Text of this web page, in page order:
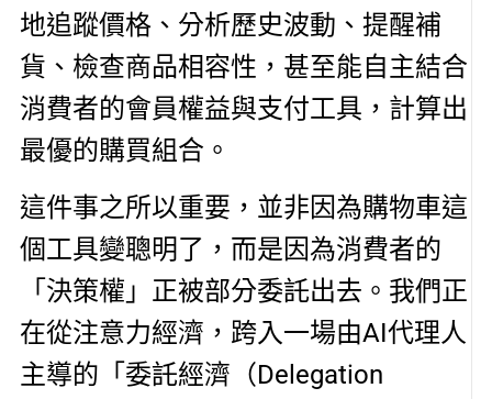
地追蹤價格、分析歷史波動、提醒補
貨、檢查商品相容性，甚至能自主結合
消費者的會員權益與支付工具，計算出
最優的購買組合。
這件事之所以重要，並非因為購物車這
個工具變聰明了，而是因為消費者的
「決策權」正被部分委託出去。我們正
在從注意力經濟，跨入一場由AI代理人
主導的「委託經濟（Delegation